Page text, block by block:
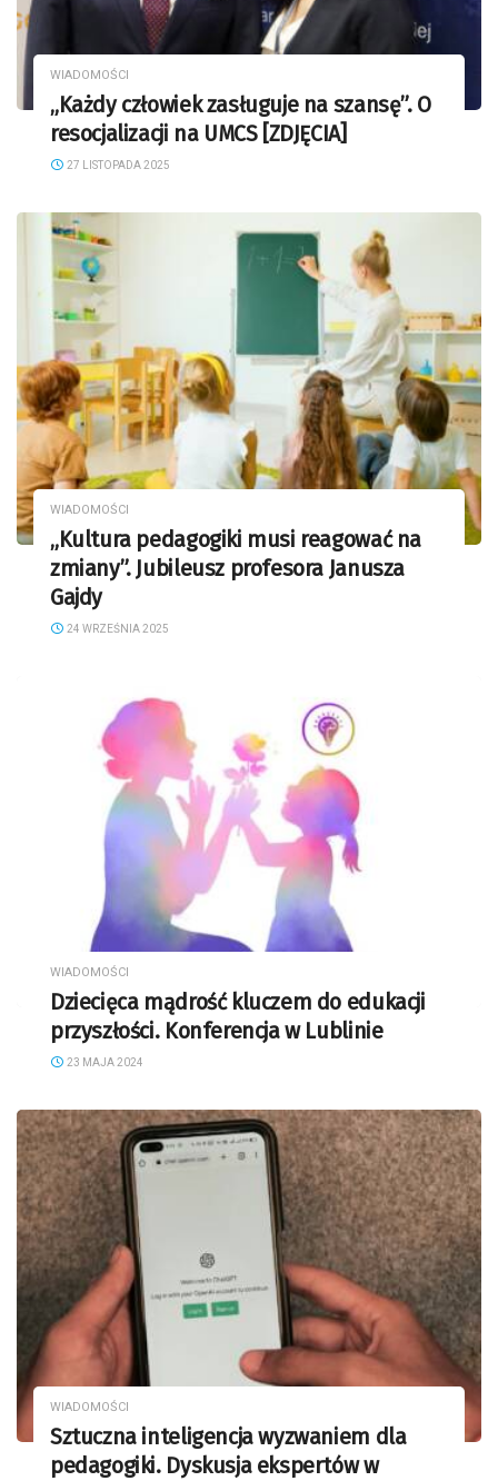
WIADOMOŚCI
„Każdy człowiek zasługuje na szansę”. O
resocjalizacji na UMCS [ZDJĘCIA]
27 LISTOPADA 2025
WIADOMOŚCI
„Kultura pedagogiki musi reagować na
zmiany”. Jubileusz profesora Janusza
Gajdy
24 WRZEŚNIA 2025
WIADOMOŚCI
Dziecięca mądrość kluczem do edukacji
przyszłości. Konferencja w Lublinie
23 MAJA 2024
WIADOMOŚCI
Sztuczna inteligencja wyzwaniem dla
pedagogiki. Dyskusja ekspertów w